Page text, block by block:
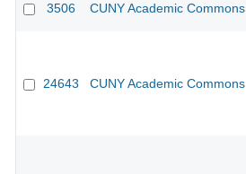
3506 CUNY Academic Commons
24643 CUNY Academic Commons